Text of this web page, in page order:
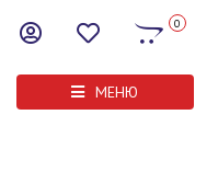
0
МЕНЮ